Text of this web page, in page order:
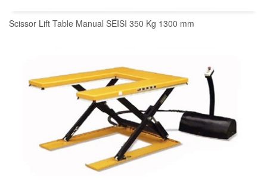
READ MORE
Scissor Lift Table Manual SEISI 350 Kg 1300 mm